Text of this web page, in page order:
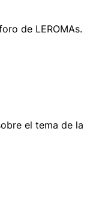
de LEROMAs.
el tema de la